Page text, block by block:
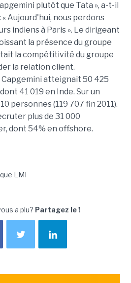
plutôt que Tata », a-t-il
Aujourd'hui, nous perdons
indiens à Paris ». Le dirigeant
la présence du groupe
la compétitivité du groupe
la relation client.
atteignait 50 425
41 019 en Inde. Sur un
personnes (119 707 fin 2011).
plus de 31 000
dont 54% en offshore.
LMI
a plu? Partagez le !